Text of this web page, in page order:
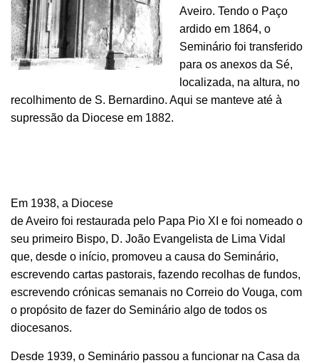
Aveiro. Tendo o Paço
ardido em 1864, o
Seminário foi transferido
para os anexos da Sé,
localizada, na altura, no
recolhimento de S. Bernardino. Aqui se manteve até à
supressão da Diocese em 1882.
Em 1938, a Diocese
de Aveiro foi restaurada pelo Papa Pio XI e foi nomeado o
seu primeiro Bispo, D. João Evangelista de Lima Vidal
que, desde o início, promoveu a causa do Seminário,
escrevendo cartas pastorais, fazendo recolhas de fundos,
escrevendo crónicas semanais no Correio do Vouga, com
o propósito de fazer do Seminário algo de todos os
diocesanos.
Desde 1939, o Seminário passou a funcionar na Casa da